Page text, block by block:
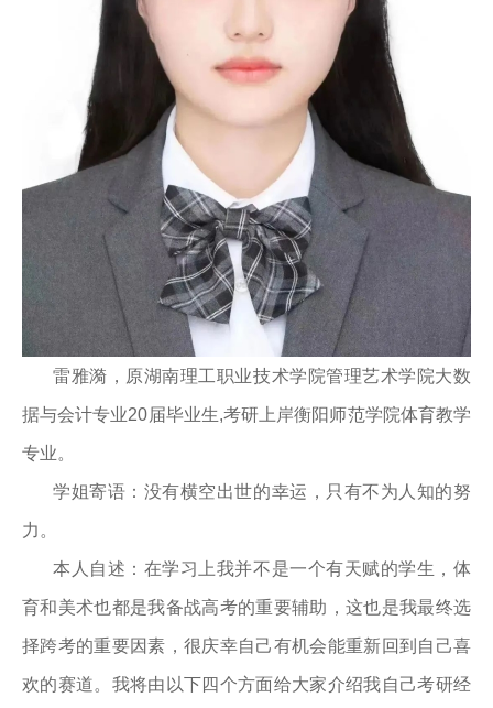
雷雅漪，原湖南理工职业技术学院管理艺术学院大数
据与会计专业20届毕业生,考研上岸衡阳师范学院体育教学
专业。
学姐寄语：没有横空出世的幸运，只有不为人知的努
力。
本人自述：在学习上我并不是一个有天赋的学生，体
育和美术也都是我备战高考的重要辅助，这也是我最终选
择跨考的重要因素，很庆幸自己有机会能重新回到自己喜
欢的赛道。我将由以下四个方面给大家介绍我自己考研经